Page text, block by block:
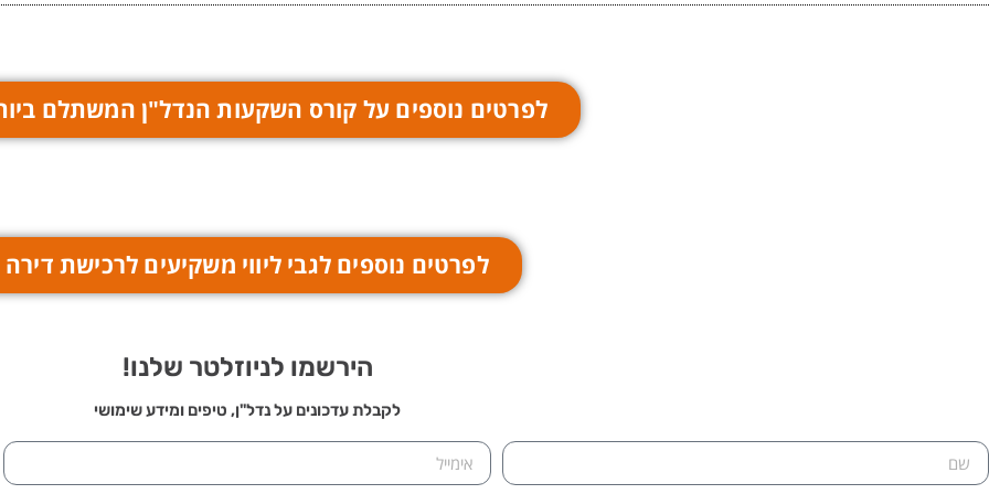
לפרטים נוספים על קורס השקעות הנדל"ן המשתלם
לפרטים נוספים לגבי ליווי משקיעים לרכישת דירה
הירשמו לניוזלטר שלנו!
לקבלת עדכונים על נדל"ן, טיפים ומידע שימושי